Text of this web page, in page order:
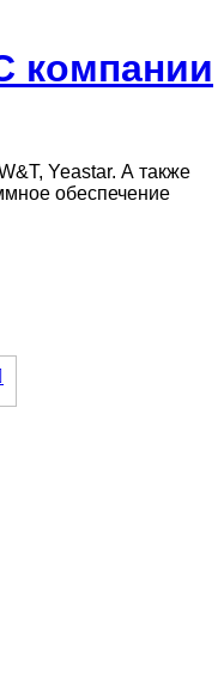
компании
Yeastar. А также
обеспечение